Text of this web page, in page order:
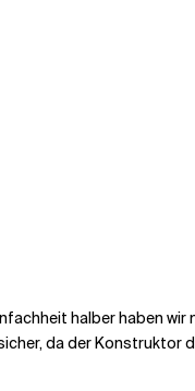
halber haben wir
da der Konstruktor